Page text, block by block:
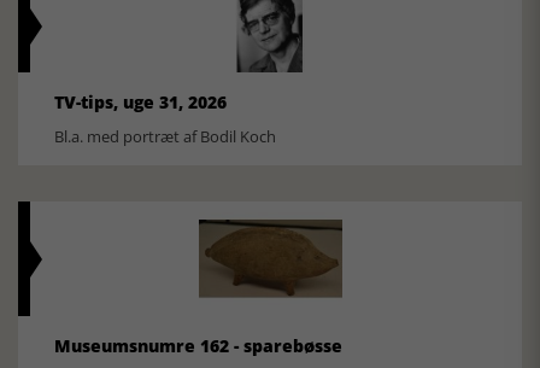
TV-tips, uge 31, 2026
Bl.a. med portræt af Bodil Koch
Museumsnumre 162 - sparebøsse